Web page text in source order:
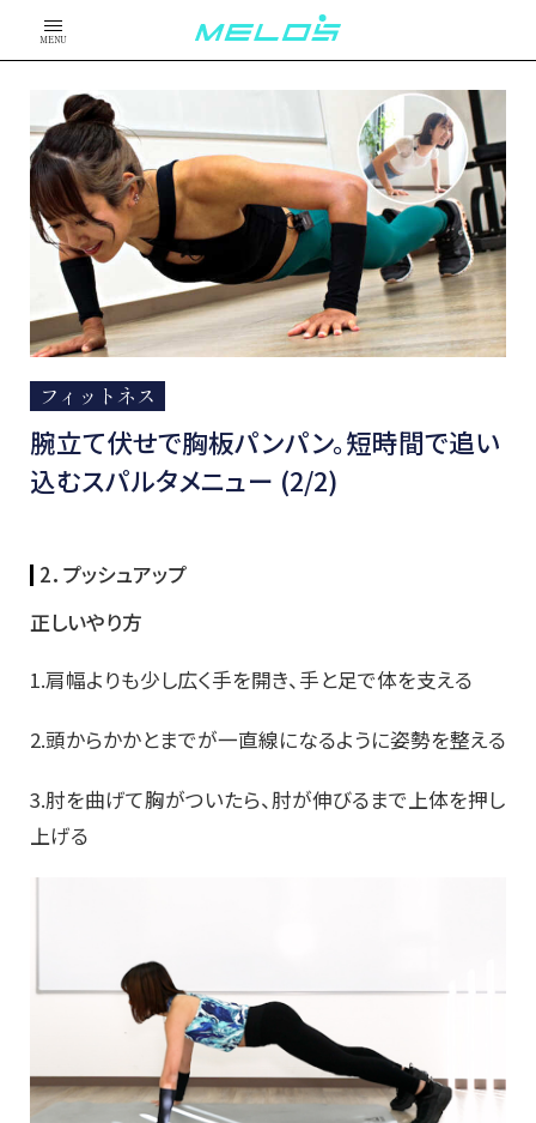
MENU
フィットネス
腕立て伏せで胸板パンパン。短時間で追い
込むスパルタメニュー (2/2)
2．プッシュアップ
正しいやり方
1.肩幅よりも少し広く手を開き、手と足で体を支える
2.頭からかかとまでが一直線になるように姿勢を整える
3.肘を曲げて胸がついたら、肘が伸びるまで上体を押し
上げる